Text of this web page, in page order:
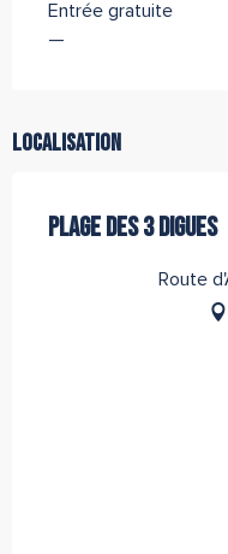
Entrée gratuite
—
Localisation
PLAGE DES 3 DIGUES
Route